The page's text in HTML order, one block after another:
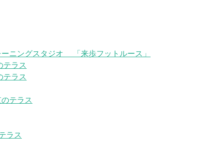
ニングスタジオ 「来歩フットルース」
テラス
テラス
テラス
ラス